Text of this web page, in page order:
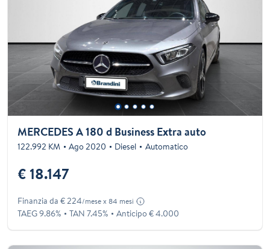
MERCEDES A 180 d Business Extra auto
122.992 KM Ago 2020 Diesel Automatico
€ 18.147
Finanzia da € 224/mese x 84 mesi
TAEG 9.86% TAN 7.45% Anticipo € 4.000